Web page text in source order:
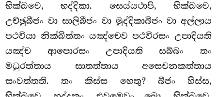
භික්ඛවෙ, භද්දිකා. සෙය්යථාපි, භික්ඛවෙ,
උච්ඡුබීජං වා සාලිබීජං වා මුද්දිකාබීජං වා අල්ලාය
පථවියා නික්ඛිත්තං යඤ්චෙව පථවිරසං උපාදියති
යඤ්ච ආපොරසං උපාදියති සබ්බං තං
මධුරත්තාය සාතත්තාය අසෙචනකත්තාය
සංවත්තති. තං කිස්ස හෙතු? බීජං හිස්ස,